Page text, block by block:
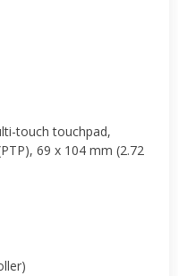
touch touchpad,
69 x 104 mm (2.72